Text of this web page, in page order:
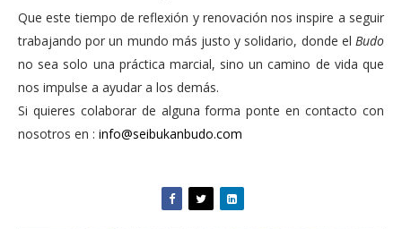
Que este tiempo de reflexión y renovación nos inspire a seguir
trabajando por un mundo más justo y solidario, donde el Budo
no sea solo una práctica marcial, sino un camino de vida que
nos impulse a ayudar a los demás.
Si quieres colaborar de alguna forma ponte en contacto con
nosotros en : info@seibukanbudo.com